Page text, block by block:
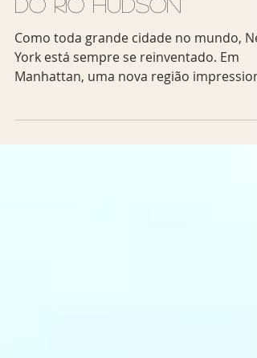
novidades do
Midtown às margens
do Rio Hudson
Manhattan, uma nova região